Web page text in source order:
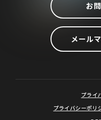
お
メール
プライ
プライバシーポリ